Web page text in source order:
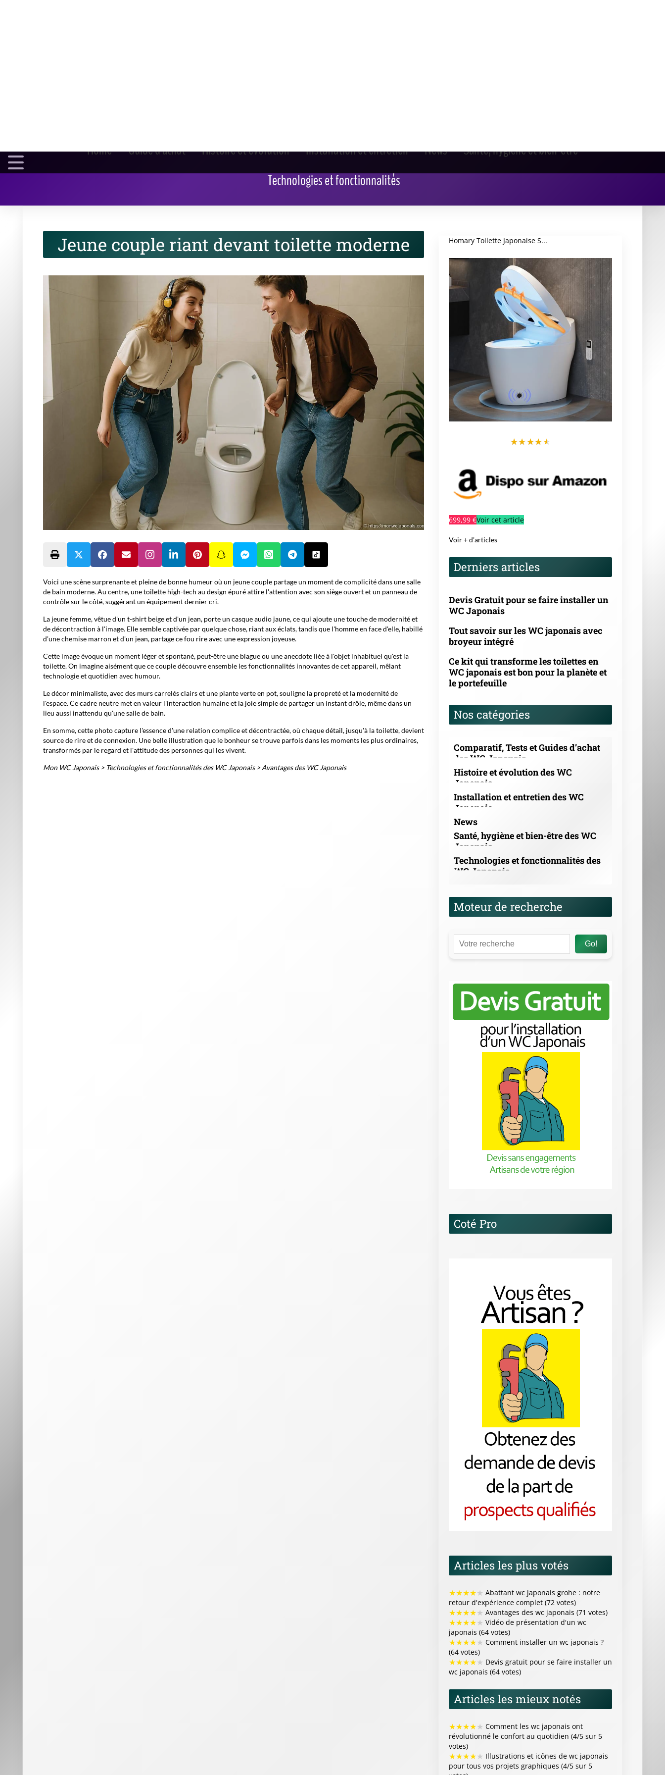
Home Guide d'achat Histoire et évolution Installation et entretien News
Santé, hygiène et bien-être
Technologies et fonctionnalités
Jeune couple riant devant toilette moderne
Voici une scène surprenante et pleine de bonne humeur où un jeune couple partage un moment de complicité dans une salle
de bain moderne. Au centre, une toilette high-tech au design épuré attire l'attention avec son siège ouvert et un panneau de
contrôle sur le côté, suggérant un équipement dernier cri.
La jeune femme, vêtue d'un t-shirt beige et d'un jean, porte un casque audio jaune, ce qui ajoute une touche de modernité et
de décontraction à l'image. Elle semble captivée par quelque chose, riant aux éclats, tandis que l'homme en face d'elle, habillé
d'une chemise marron et d'un jean, partage ce fou rire avec une expression joyeuse.
Cette image évoque un moment léger et spontané, peut-être une blague ou une anecdote liée à l'objet inhabituel qu'est la
toilette. On imagine aisément que ce couple découvre ensemble les fonctionnalités innovantes de cet appareil, mêlant
technologie et quotidien avec humour.
Le décor minimaliste, avec des murs carrelés clairs et une plante verte en pot, souligne la propreté et la modernité de
l'espace. Ce cadre neutre met en valeur l'interaction humaine et la joie simple de partager un instant drôle, même dans un
lieu aussi inattendu qu'une salle de bain.
En somme, cette photo capture l'essence d'une relation complice et décontractée, où chaque détail, jusqu'à la toilette, devient
source de rire et de connexion. Une belle illustration que le bonheur se trouve parfois dans les moments les plus ordinaires,
transformés par le regard et l'attitude des personnes qui les vivent.
Mon WC Japonais > Technologies et fonctionnalités des WC Japonais >Avantages des WC Japonais
Homary Toilette Japonaise S...
★★★★★
699,99 €Voir cet article
Voir + d'articles
Derniers articles
Devis Gratuit pour se faire installer un
WC Japonais
Tout savoir sur les WC japonais avec
broyeur intégré
Ce kit qui transforme les toilettes en
WC japonais est bon pour la planète et
le portefeuille
Nos catégories
Comparatif, Tests et Guides d’achat
des WC Japonais
Histoire et évolution des WC
Japonais
Installation et entretien des WC
Japonais
News
Santé, hygiène et bien-être des WC
Japonais
Technologies et fonctionnalités des
WC Japonais
Moteur de recherche
Go!
Coté Pro
Articles les plus votés
★★★★★ Abattant wc japonais grohe : notre
retour d'expérience complet (72 votes)
★★★★★ Avantages des wc japonais (71 votes)
★★★★★ Vidéo de présentation d'un wc
japonais (64 votes)
★★★★★ Comment installer un wc japonais ?
(64 votes)
★★★★★ Devis gratuit pour se faire installer un
wc japonais (64 votes)
Articles les mieux notés
★★★★★ Comment les wc japonais ont
révolutionné le confort au quotidien (4/5 sur 5
votes)
★★★★★ Illustrations et icônes de wc japonais
pour tous vos projets graphiques (4/5 sur 5